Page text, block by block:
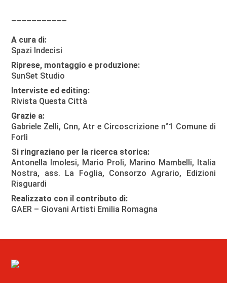
A cura di:
Spazi Indecisi
Riprese, montaggio e produzione:
SunSet Studio
Interviste ed editing:
Rivista Questa Città
Grazie a:
Gabriele Zelli, Cnn,Atr e Circoscrizione n°1 Comune di
Forlì
Si ringraziano per la ricerca storica:
Antonella Imolesi, Mario Proli, Marino Mambelli, Italia
Nostra, ass. La Foglia, Consorzo Agrario, Edizioni
Risguardi
Realizzato con il contributo di:
GAER – Giovani Artisti Emilia Romagna